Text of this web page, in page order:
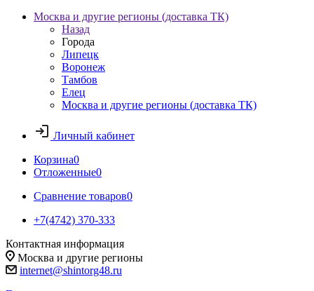
Москва и другие регионы (доставка ТК)
Назад
Города
Липецк
Воронеж
Тамбов
Елец
Москва и другие регионы (доставка ТК)
Личный кабинет
Корзина0
Отложенные0
Сравнение товаров0
+7(4742) 370-333
Контактная информация
Москва и другие регионы
internet@shintorg48.ru